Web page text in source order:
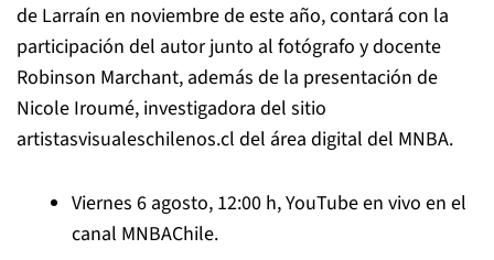
de Larraín en noviembre de este año, contará con la
participación del autor junto al fotógrafo y docente
Robinson Marchant, además de la presentación de
Nicole Iroumé, investigadora del sitio
artistasvisualeschilenos.cl del área digital del MNBA.
Viernes 6 agosto, 12:00 h, YouTube en vivo en el
canal MNBAChile.